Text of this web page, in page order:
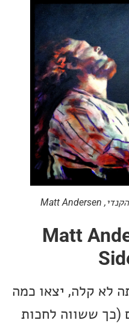
יצאו כמה
לחכות